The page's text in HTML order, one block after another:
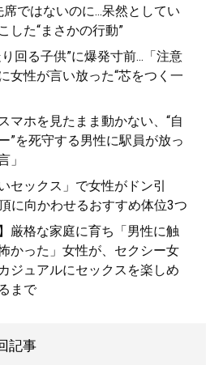
』
誰も言葉にできなかった
「男のおしゃれ」の決定
版。電子版特典として、MB
イルを追加収録！
ではないのに...呆然としてい
した“まさかの行動”
回る子供”に爆発寸前...「注意
女性が言い放った“芯をつく一
マホを見たまま動かない、“自
”を死守する男性に駅員が放っ
」
セックス」で女性がドン引
に向かわせるおすすめ体位3つ
厳格な家庭に育ち「男性に触
かった」女性が、セクシー女
ジュアルにセックスを楽しめ
まで
記事